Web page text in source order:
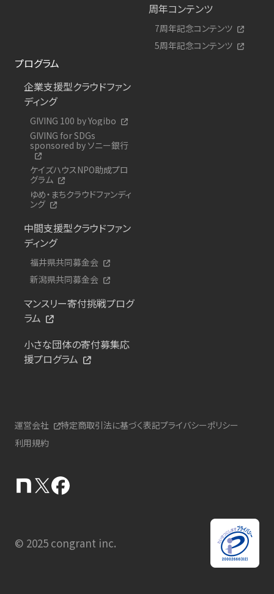
周年コンテンツ
7周年記念コンテンツ
5周年記念コンテンツ
プログラム
企業支援型クラウドファン
ディング
GIVING 100 by Yogibo
GIVING for SDGs
sponsored by ソニー銀行
ケイズハウスNPO助成プロ
グラム
ゆめ・まちクラウドファンディ
ング
中間支援型クラウドファン
ディング
福井県共同募金会
新潟県共同募金会
マンスリー寄付挑戦プログ
ラム
小さな団体の寄付募集応
援プログラム
運営会社 特定商取引法に基づく表記プライバシーポリシー
利用規約
© 2025 congrant inc.